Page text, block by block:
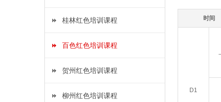
桂林红色培训课程
百色红色培训课程
贺州红色培训课程
柳州红色培训课程
时间
D1